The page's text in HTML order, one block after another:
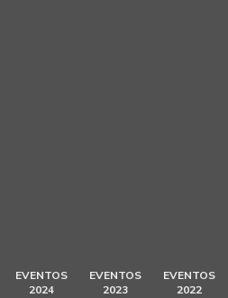
EVENTOS
2024
EVENTOS
2023
EVENTOS
2022